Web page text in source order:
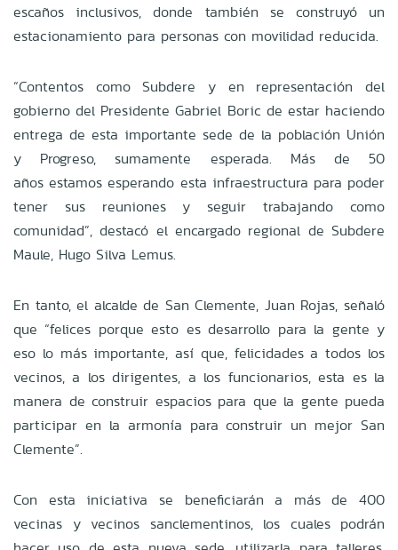
escaños inclusivos, donde también se construyó un
estacionamiento para personas con movilidad reducida.
“Contentos como Subdere y en representación del
gobierno del Presidente Gabriel Boric de estar haciendo
entrega de esta importante sede de la población Unión
y Progreso, sumamente esperada. Más de 50
años estamos esperando esta infraestructura para poder
tener sus reuniones y seguir trabajando como
comunidad”, destacó el encargado regional de Subdere
Maule, Hugo Silva Lemus.
En tanto, el alcalde de San Clemente, Juan Rojas, señaló
que “felices porque esto es desarrollo para la gente y
eso lo más importante, así que, felicidades a todos los
vecinos, a los dirigentes, a los funcionarios, esta es la
manera de construir espacios para que la gente pueda
participar en la armonía para construir un mejor San
Clemente”.
Con esta iniciativa se beneficiarán a más de 400
vecinas y vecinos sanclementinos, los cuales podrán